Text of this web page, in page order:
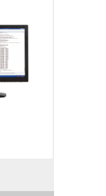
NMR研
散系数
字光谱
，有
的探头